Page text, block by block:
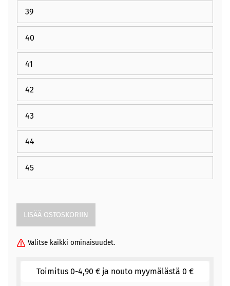
39
40
41
42
43
44
45
Valitse kaikki ominaisuudet.
Toimitus 0-4,90 € ja nouto myymälästä 0 €